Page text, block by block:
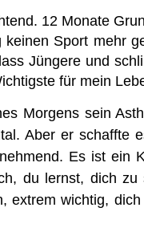
12 Monate
Sport mehr
Jüngere und
für mein
Morgens sein
Aber er schaffte
Es ist ein
du lernst, dich
extrem wichtig,